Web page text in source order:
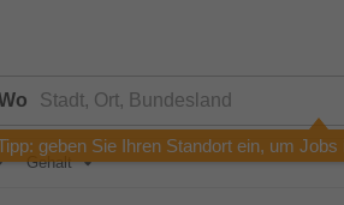
geben Sie Ihren Standort ein, um
Gehalt